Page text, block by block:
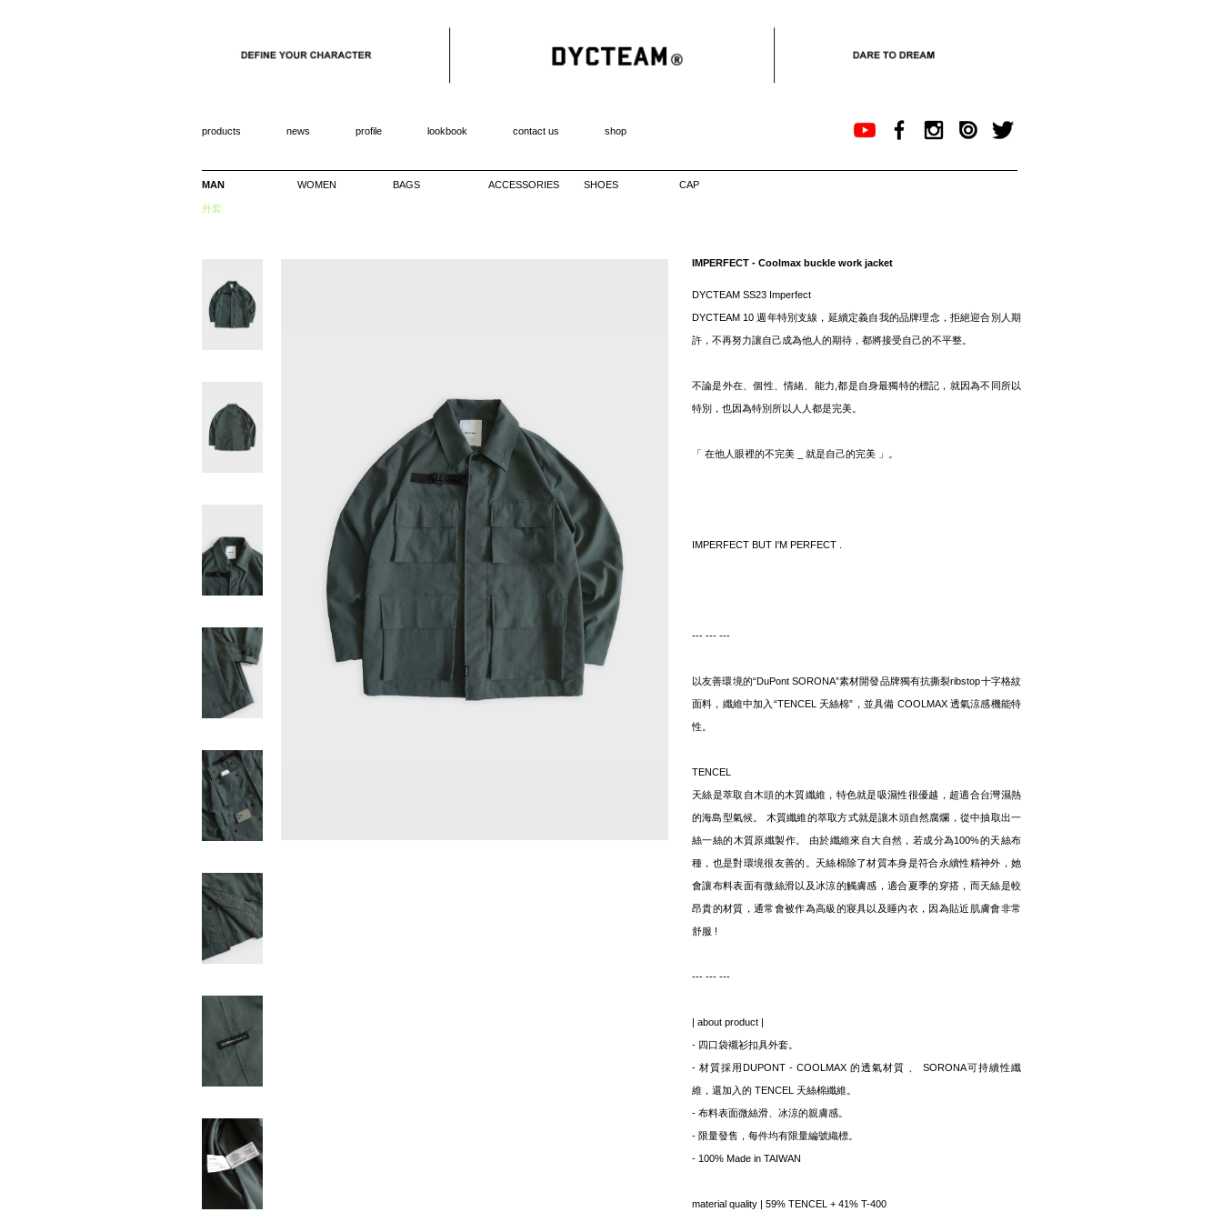
products news profile lookbook contact us shop
MAN WOMEN BAGS ACCESSORIES SHOES CAP
外套
IMPERFECT - Coolmax buckle work jacket
DYCTEAM SS23 Imperfect
DYCTEAM 10 週年特別支線，延續定義自我的品牌理念，拒絕迎合別人期
許，不再努力讓自己成為他人的期待，都將接受自己的不平整。
不論是外在、個性、情緒、能力,都是自身最獨特的標記，就因為不同所以
特別，也因為特別所以人人都是完美。
「 在他人眼裡的不完美 _ 就是自己的完美 」。
IMPERFECT BUT I'M PERFECT .
--- --- ---
以友善環境的“DuPont SORONA”素材開發品牌獨有抗撕裂ribstop十字格紋
面料，纖維中加入“TENCEL 天絲棉”，並具備 COOLMAX 透氣涼感機能特
性。
TENCEL
天絲是萃取自木頭的木質纖維，特色就是吸濕性很優越，超適合台灣濕熱
的海島型氣候。 木質纖維的萃取方式就是讓木頭自然腐爛，從中抽取出一
絲一絲的木質原纖製作。 由於纖維來自大自然，若成分為100%的天絲布
種，也是對環境很友善的。天絲棉除了材質本身是符合永續性精神外，她
會讓布料表面有微絲滑以及冰涼的觸膚感，適合夏季的穿搭，而天絲是較
昂貴的材質，通常會被作為高級的寢具以及睡內衣，因為貼近肌膚會非常
舒服 !
--- --- ---
| about product |
- 四口袋襯衫扣具外套。
- 材質採用DUPONT - COOLMAX 的透氣材質 、 SORONA可持續性纖
維，還加入的 TENCEL 天絲棉纖維。
- 布料表面微絲滑、冰涼的親膚感。
- 限量發售，每件均有限量編號織標。
- 100% Made in TAIWAN
material quality | 59% TENCEL + 41% T-400